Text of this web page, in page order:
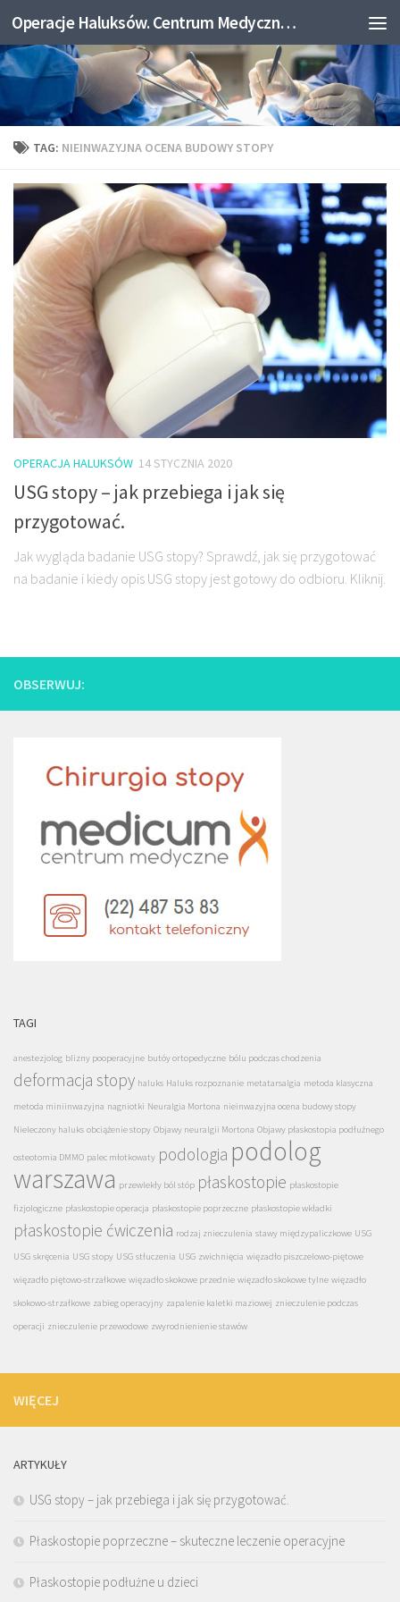
Skip to content Operacje Haluksów. Centrum Medyczne Medicum.
TAG: NIEINWAZYJNA OCENA BUDOWY STOPY
OPERACJA HALUKSÓW 14 STYCZNIA 2020
USG stopy – jak przebiega i jak się
przygotować.
Jak wygląda badanie USG stopy? Sprawdź, jak się przygotować
na badanie i kiedy opis USG stopy jest gotowy do odbioru. Kliknij.
OBSERWUJ:
TAGI
anestezjolog blizny pooperacyjne butóy ortopedyczne bólu podczas chodzenia
deformacja stopy haluks Haluks rozpoznanie metatarsalgia metoda klasyczna
metoda miniinwazyjna nagniotki Neuralgia Mortona nieinwazyjna ocena budowy stopy
Nieleczony haluks obciążenie stopy Objawy neuralgii Mortona Objawy płaskostopia podłużnego
osteotomia DMMO palec młotkowaty podologia podolog
warszawa przewlekły ból stóp płaskostopie płaskostopie
fizjologiczne płaskostopie operacja płaskostopie poprzeczne płaskostopie wkładki
płaskostopie ćwiczenia rodzaj znieczulenia stawy międzypaliczkowe USG
USG skręcenia USG stopy USG stłuczenia USG zwichnięcia więzadło piszczelowo-piętowe
więzadło piętowo-strzałkowe więzadło skokowe przednie więzadło skokowe tylne więzadło
skokowo-strzałkowe zabieg operacyjny zapalenie kaletki maziowej znieczulenie podczas
operacji znieczulenie przewodowe zwyrodnienienie stawów
WIĘCEJ
ARTYKUŁY
USG stopy – jak przebiega i jak się przygotować.
Płaskostopie poprzeczne – skuteczne leczenie operacyjne
Płaskostopie podłużne u dzieci